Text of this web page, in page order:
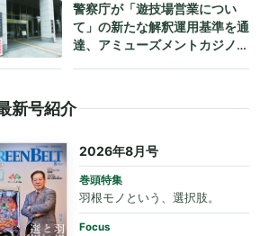
警察庁が「遊技場営業につい
て」の新たな解釈運用基準を通
達、アミューズメントカジノへ
新号紹介
2026年8月号
巻頭特集
羽根モノという、選択肢。
Focus